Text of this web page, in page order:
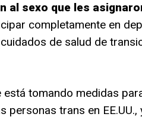
al sexo que les
completamente en
de salud de
está tomando medidas
personas trans en